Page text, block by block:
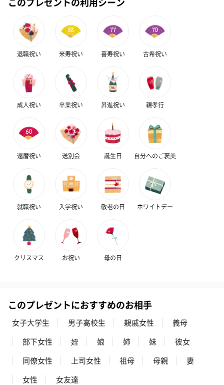
退職祝い 米寿祝い 喜寿祝い 古希祝い
成人祝い 卒業祝い 昇進祝い 親孝行
還暦祝い 送別会 誕生日 自分へのご褒美
就職祝い 入学祝い 敬老の日 ホワイトデー
クリスマス お祝い 母の日
このプレゼントにおすすめのお相手
女子大学生 男子高校生 親戚女性
義母
部下女性
姪 娘 姉 妹
彼女
同僚女性
上司女性 祖母 母親
妻
女性
女友達